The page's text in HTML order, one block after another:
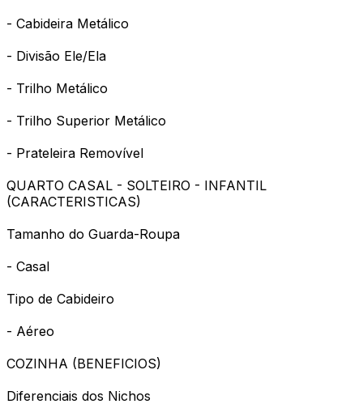
- Cabideira Metálico
- Divisão Ele/Ela
- Trilho Metálico
- Trilho Superior Metálico
- Prateleira Removível
QUARTO CASAL - SOLTEIRO - INFANTIL
(CARACTERISTICAS)
Tamanho do Guarda-Roupa
- Casal
Tipo de Cabideiro
- Aéreo
COZINHA (BENEFICIOS)
Diferenciais dos Nichos